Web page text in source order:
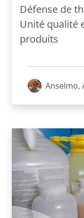
Défense de
Unité qualité
produits
Anselmo,